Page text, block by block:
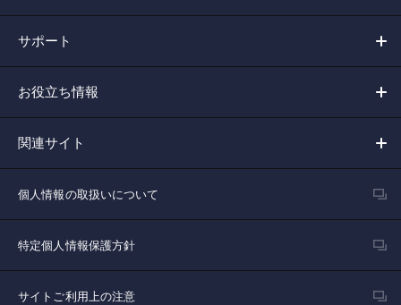
サポート
お役立ち情報
関連サイト
個人情報の取扱いについて
特定個人情報保護方針
サイトご利用上の注意